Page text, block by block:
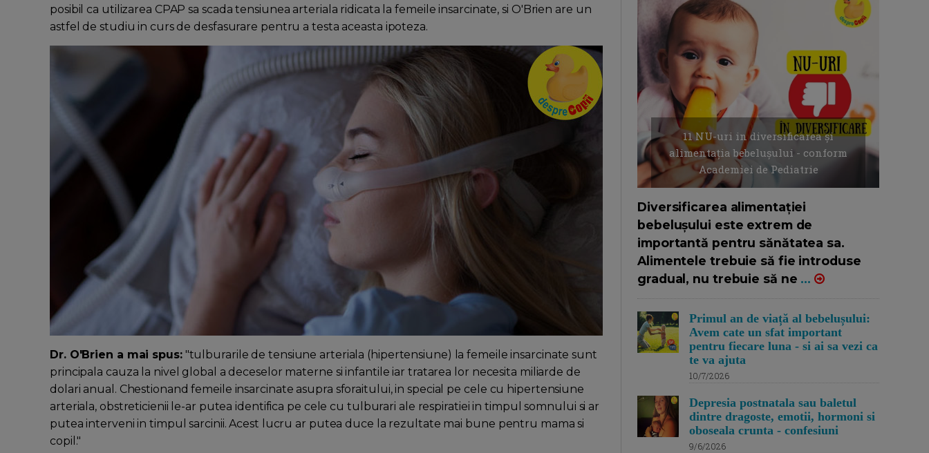
posibil ca utilizarea CPAP sa scada tensiunea arteriala ridicata la femeile insarcinate, si O'Brien are un
astfel de studiu in curs de desfasurare pentru a testa aceasta ipoteza.
Dr. O'Brien a mai spus:"tulburarile de tensiune arteriala (hipertensiune) la femeile insarcinate sunt
principala cauza la nivel global a deceselor materne si infantile iar tratarea lor necesita miliarde de
dolari anual. Chestionand femeile insarcinate asupra sforaitului, in special pe cele cu hipertensiune
arteriala, obstreticienii le-ar putea identifica pe cele cu tulburari ale respiratiei in timpul somnului si ar
putea interveni in timpul sarcinii. Acest lucru ar putea duce la rezultate mai bune pentru mama si
copil."
11 NU-uri in diversificarea și
alimentația bebelușului - conform
Academiei de Pediatrie
Diversificarea alimentației
bebelușului este extrem de
importantă pentru sănătatea sa.
Alimentele trebuie să fie introduse
gradual, nu trebuie să ne ...
Primul an de viață al bebelușului:
Avem cate un sfat important
pentru fiecare luna - si ai sa vezi ca
te va ajuta
10/7/2026
Depresia postnatala sau baletul
dintre dragoste, emotii, hormoni si
oboseala crunta - confesiuni
9/6/2026